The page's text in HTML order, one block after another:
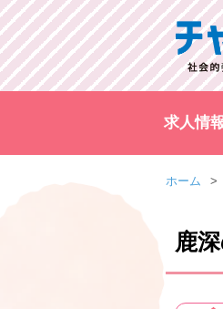
求人情
ホーム
鹿